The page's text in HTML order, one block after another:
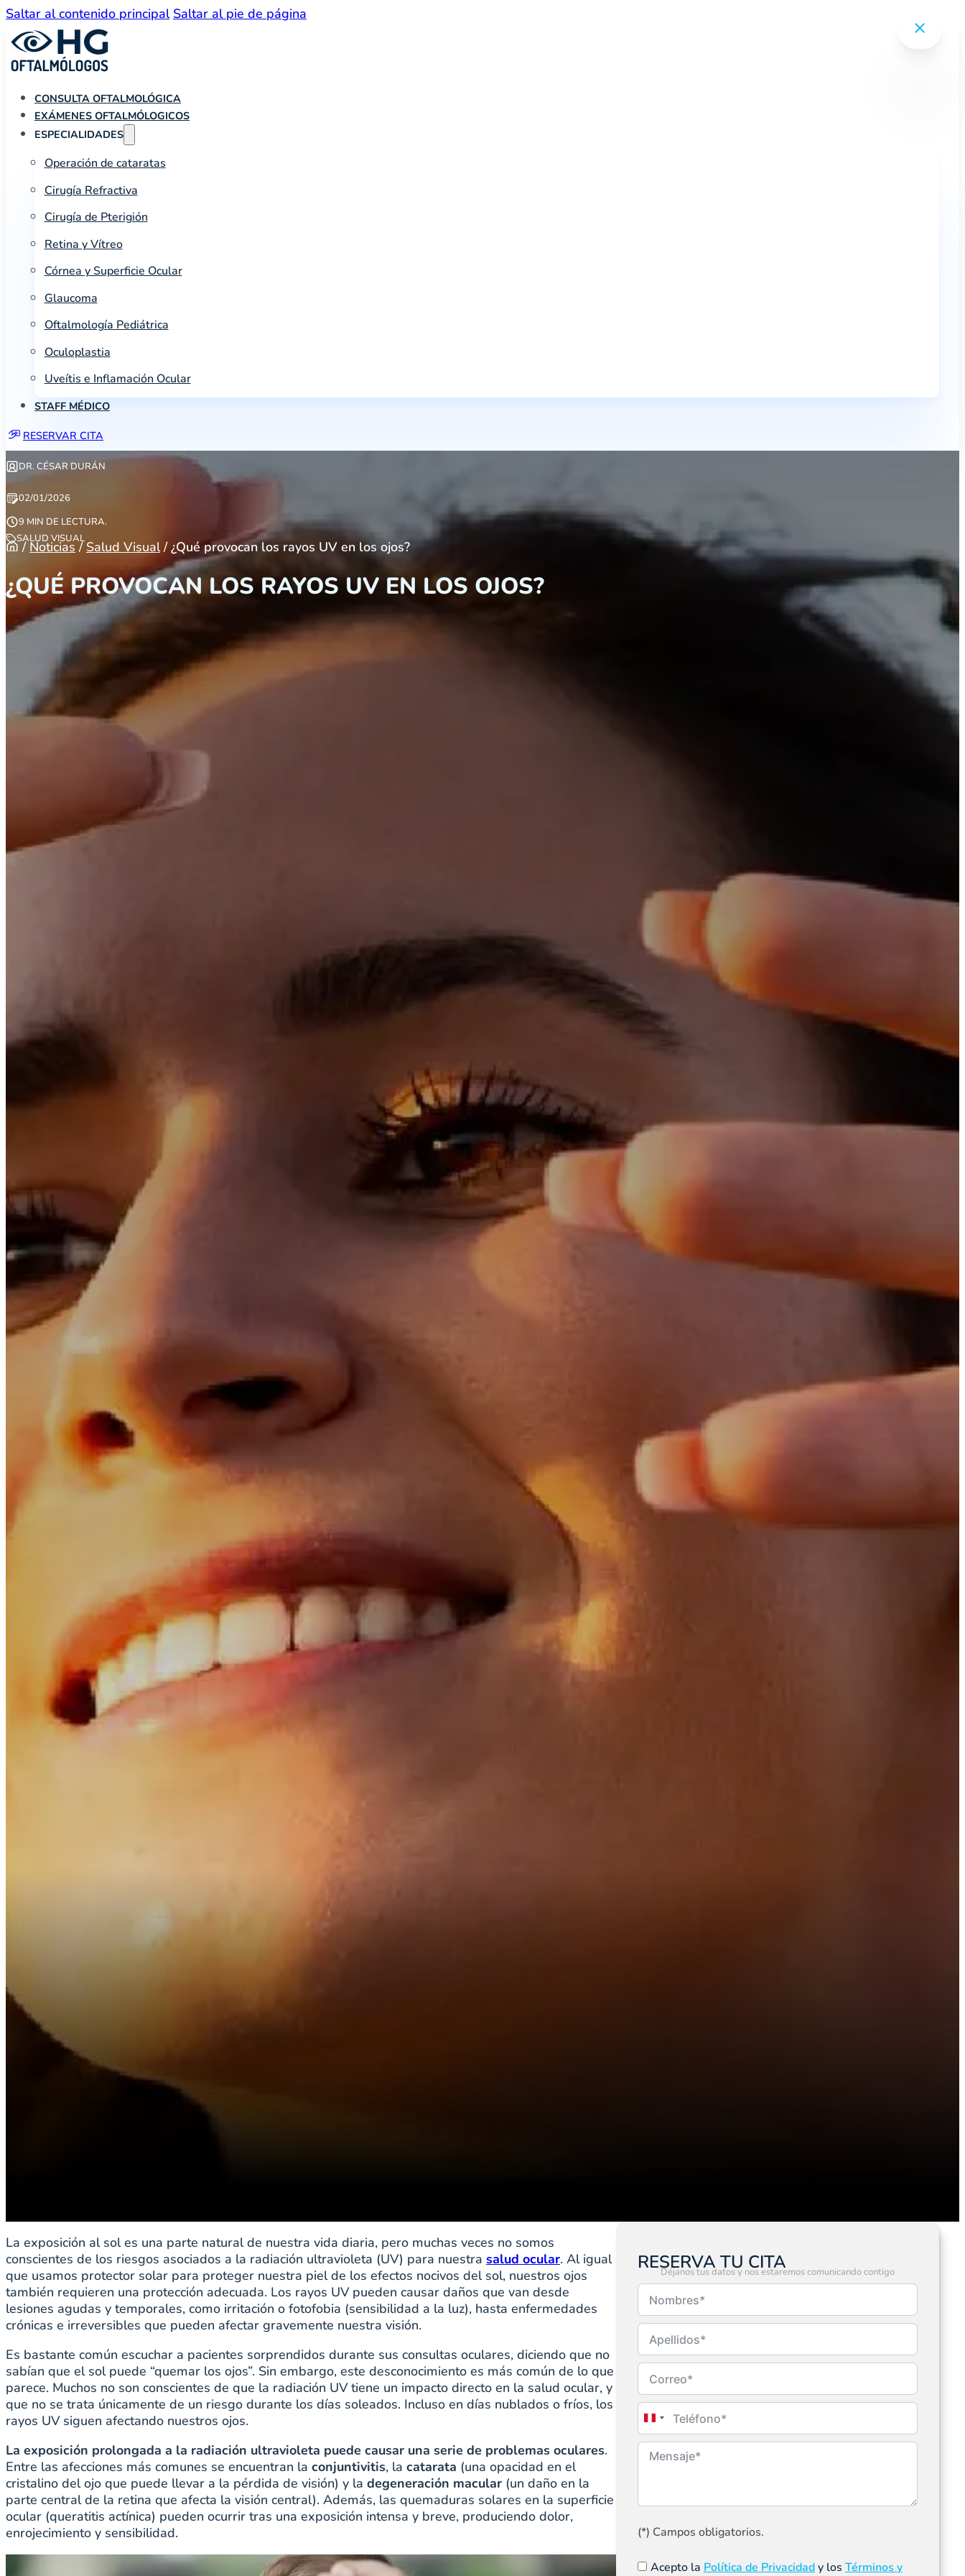
Saltar al contenido principal Saltar al pie de página
CONSULTA OFTALMOLÓGICA
EXÁMENES OFTALMÓLOGICOS
ESPECIALIDADES
Operación de cataratas
Cirugía Refractiva
Cirugía de Pterigión
Retina y Vítreo
Córnea y Superficie Ocular
Glaucoma
Oftalmología Pediátrica
Oculoplastia
Uveítis e Inflamación Ocular
STAFF MÉDICO
RESERVAR CITA
DR. CÉSAR DURÁN
02/01/2026
9 MIN DE LECTURA.
SALUD VISUAL
/Noticias /Salud Visual / ¿Qué provocan los rayos UV en los ojos?
¿QUÉ PROVOCAN LOS RAYOS UV EN LOS OJOS?
La exposición al sol es una parte natural de nuestra vida diaria, pero muchas veces no somos
conscientes de los riesgos asociados a la radiación ultravioleta (UV) para nuestra salud ocular. Al igual
que usamos protector solar para proteger nuestra piel de los efectos nocivos del sol, nuestros ojos
también requieren una protección adecuada. Los rayos UV pueden causar daños que van desde
lesiones agudas y temporales, como irritación o fotofobia (sensibilidad a la luz), hasta enfermedades
crónicas e irreversibles que pueden afectar gravemente nuestra visión.
Es bastante común escuchar a pacientes sorprendidos durante sus consultas oculares, diciendo que no
sabían que el sol puede “quemar los ojos”. Sin embargo, este desconocimiento es más común de lo que
parece. Muchos no son conscientes de que la radiación UV tiene un impacto directo en la salud ocular, y
que no se trata únicamente de un riesgo durante los días soleados. Incluso en días nublados o fríos, los
rayos UV siguen afectando nuestros ojos.
La exposición prolongada a la radiación ultravioleta puede causar una serie de problemas oculares.
Entre las afecciones más comunes se encuentran la conjuntivitis, la catarata (una opacidad en el
cristalino del ojo que puede llevar a la pérdida de visión) y la degeneración macular (un daño en la
parte central de la retina que afecta la visión central). Además, las quemaduras solares en la superficie
ocular (queratitis actínica) pueden ocurrir tras una exposición intensa y breve, produciendo dolor,
enrojecimiento y sensibilidad.
RESERVA TU CITA
Déjanos tus datos y nos estaremos comunicando contigo
Peru
+51
(*) Campos obligatorios.
Acepto la Política de Privacidady los Términos y